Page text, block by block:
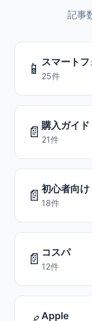
記事
📱 スマート
25件
📄 購入ガイド
21件
📄 初心者向け
18件
📄 コスパ
12件
Apple